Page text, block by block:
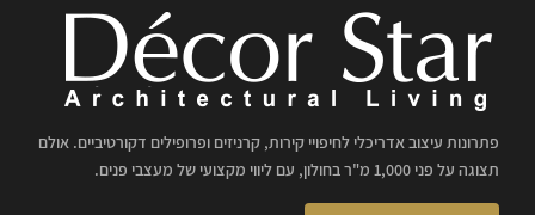
פתרונות עיצוב אדריכלי לחיפויי קירות, קרניזים ופרופילים דקורטיביים. אולם
תצוגה על פני 1,000 מ"ר בחולון, עם ליווי מקצועי של מעצבי פנים.